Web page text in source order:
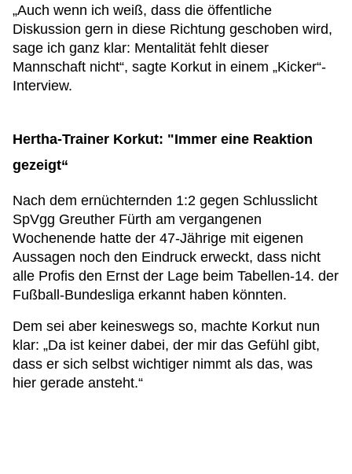
„Auch wenn ich weiß, dass die öffentliche
Diskussion gern in diese Richtung geschoben wird,
sage ich ganz klar: Mentalität fehlt dieser
Mannschaft nicht“, sagte Korkut in einem „Kicker“-
Interview.
Hertha-Trainer Korkut: "Immer eine Reaktion
gezeigt“
Nach dem ernüchternden 1:2 gegen Schlusslicht
SpVgg Greuther Fürth am vergangenen
Wochenende hatte der 47-Jährige mit eigenen
Aussagen noch den Eindruck erweckt, dass nicht
alle Profis den Ernst der Lage beim Tabellen-14. der
Fußball-Bundesliga erkannt haben könnten.
Dem sei aber keineswegs so, machte Korkut nun
klar: „Da ist keiner dabei, der mir das Gefühl gibt,
dass er sich selbst wichtiger nimmt als das, was
hier gerade ansteht.“